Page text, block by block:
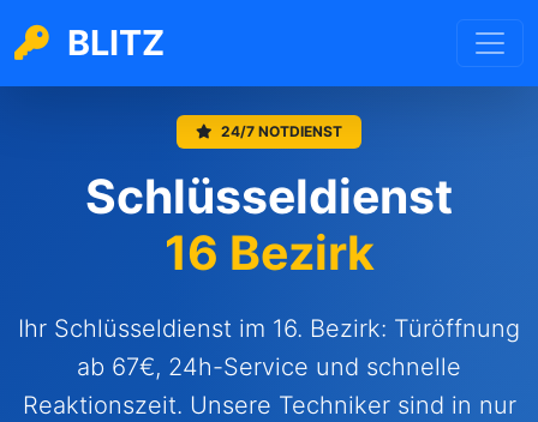
BLITZ
24/7 NOTDIENST
Schlüsseldienst
16 Bezirk
Ihr Schlüsseldienst im 16. Bezirk: Türöffnung
ab 67€, 24h-Service und schnelle
Reaktionszeit. Unsere Techniker sind in nur